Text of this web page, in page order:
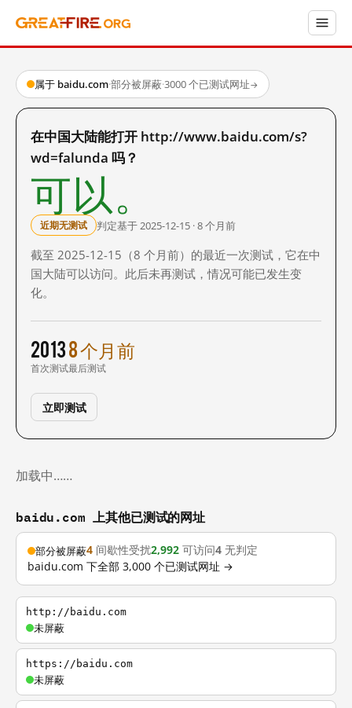
属于 baidu.com·部分被屏蔽·3000 个已测试网址→
在中国大陆能打开 http://www.baidu.com/s?
wd=falunda 吗？
可以。
近期无测试 判定基于 2025-12-15 · 8 个月前
截至 2025-12-15（8 个月前）的最近一次测试，它在中
国大陆可以访问。此后未再测试，情况可能已发生变
化。
2013
首次测试
8 个月前
最后测试
立即测试
加载中……
baidu.com 上其他已测试的网址
部分被屏蔽4 间歇性受扰2,992 可访问4 无判定
baidu.com 下全部 3,000 个已测试网址 →
http://baidu.com
未屏蔽
https://baidu.com
未屏蔽